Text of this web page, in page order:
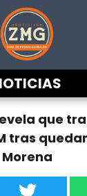
que
tras
Morena